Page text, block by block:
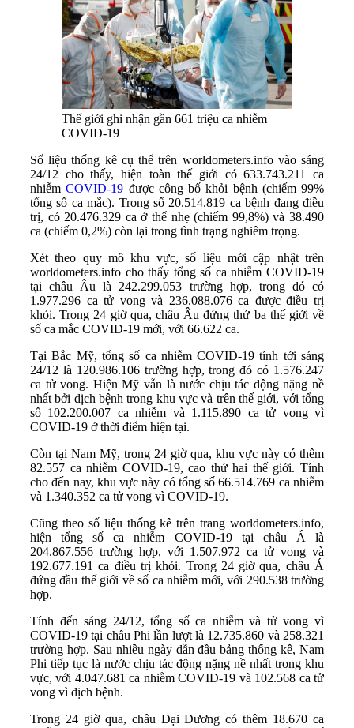
Thế giới ghi nhận gần 661 triệu ca nhiễm
COVID-19
Số liệu thống kê cụ thể trên worldometers.info vào sáng
24/12 cho thấy, hiện toàn thế giới có 633.743.211 ca
nhiễmCOVID-19 được công bố khỏi bệnh (chiếm 99%
tổng số ca mắc). Trong số 20.514.819 ca bệnh đang điều
trị, có 20.476.329 ca ở thể nhẹ (chiếm 99,8%) và 38.490
ca (chiếm 0,2%) còn lại trong tình trạng nghiêm trọng.
Xét theo quy mô khu vực, số liệu mới cập nhật trên
worldometers.info cho thấy tổng số ca nhiễm COVID-19
tại châu Âu là 242.299.053 trường hợp, trong đó có
1.977.296 ca tử vong và 236.088.076 ca được điều trị
khỏi. Trong 24 giờ qua, châu Âu đứng thứ ba thế giới về
số ca mắc COVID-19 mới, với 66.622 ca.
Tại Bắc Mỹ, tổng số ca nhiễm COVID-19 tính tới sáng
24/12 là 120.986.106 trường hợp, trong đó có 1.576.247
ca tử vong. Hiện Mỹ vẫn là nước chịu tác động nặng nề
nhất bởi dịch bệnh trong khu vực và trên thế giới, với tổng
số 102.200.007 ca nhiễm và 1.115.890 ca tử vong vì
COVID-19 ở thời điểm hiện tại.
Còn tại Nam Mỹ, trong 24 giờ qua, khu vực này có thêm
82.557 ca nhiễm COVID-19, cao thứ hai thế giới. Tính
cho đến nay, khu vực này có tổng số 66.514.769 ca nhiễm
và 1.340.352 ca tử vong vì COVID-19.
Cũng theo số liệu thống kê trên trang worldometers.info,
hiện tổng số ca nhiễm COVID-19 tại châu Á là
204.867.556 trường hợp, với 1.507.972 ca tử vong và
192.677.191 ca điều trị khỏi. Trong 24 giờ qua, châu Á
đứng đầu thế giới về số ca nhiễm mới, với 290.538 trường
hợp.
Tính đến sáng 24/12, tổng số ca nhiễm và tử vong vì
COVID-19 tại châu Phi lần lượt là 12.735.860 và 258.321
trường hợp. Sau nhiều ngày dẫn đầu bảng thống kê, Nam
Phi tiếp tục là nước chịu tác động nặng nề nhất trong khu
vực, với 4.047.681 ca nhiễm COVID-19 và 102.568 ca tử
vong vì dịch bệnh.
Trong 24 giờ qua, châu Đại Dương có thêm 18.670 ca